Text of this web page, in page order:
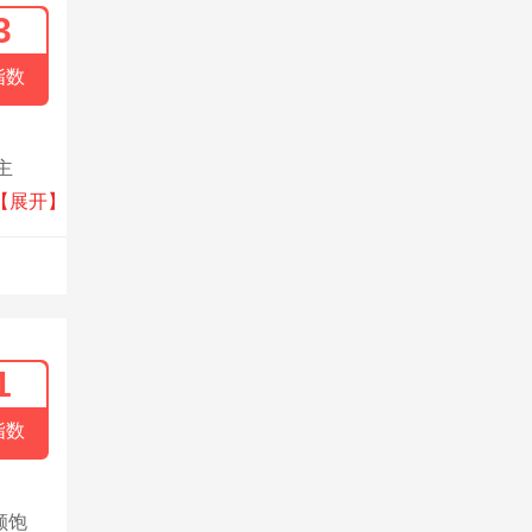
数
饼干
【展开】
数
饱